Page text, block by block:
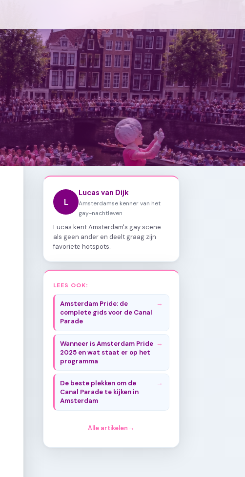
L
Lucas van Dijk
Amsterdamse kenner van het
gay-nachtleven
Lucas kent Amsterdam's gay scene
als geen ander en deelt graag zijn
favoriete hotspots.
LEES OOK:
Amsterdam Pride: de
complete gids voor de Canal
Parade
Wanneer is Amsterdam Pride
2025 en wat staat er op het
programma
De beste plekken om de
Canal Parade te kijken in
Amsterdam
Alle artikelen